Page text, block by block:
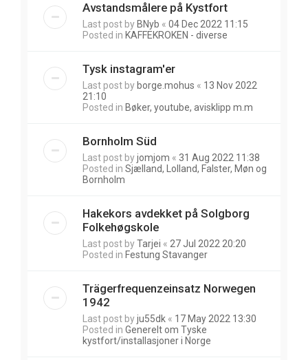
Avstandsmålere på Kystfort
Last post by BNyb « 04 Dec 2022 11:15
Posted in KAFFEKROKEN - diverse
Tysk instagram'er
Last post by borge.mohus « 13 Nov 2022
21:10
Posted in Bøker, youtube, avisklipp m.m
Bornholm Süd
Last post byjomjom « 31 Aug 2022 11:38
Posted in Sjælland, Lolland, Falster, Møn og
Bornholm
Hakekors avdekket på Solgborg
Folkehøgskole
Last post byTarjei « 27 Jul 2022 20:20
Posted in Festung Stavanger
Trägerfrequenzeinsatz Norwegen
1942
Last post byju55dk « 17 May 2022 13:30
Posted in Generelt om Tyske
kystfort/installasjoner i Norge